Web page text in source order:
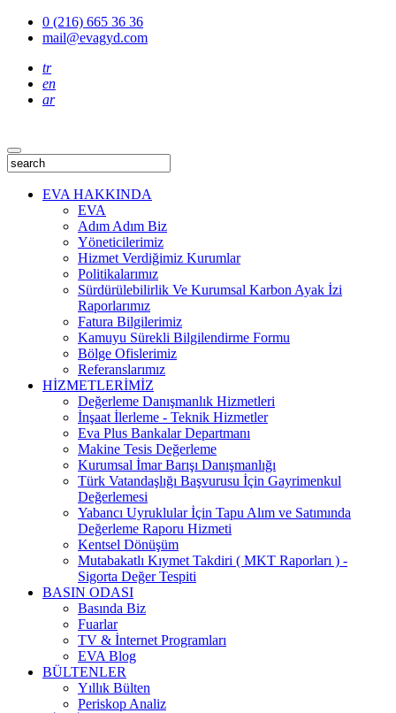
0 (216) 665 36 36
mail@evagyd.com
tr
en
ar
EVA HAKKINDA
EVA
Adım Adım Biz
Yöneticilerimiz
Hizmet Verdiğimiz Kurumlar
Politikalarımız
Sürdürülebilirlik Ve Kurumsal Karbon Ayak İzi
Raporlarımız
Fatura Bilgilerimiz
Kamuyu Sürekli Bilgilendirme Formu
Bölge Ofislerimiz
Referanslarımız
HİZMETLERİMİZ
Değerleme Danışmanlık Hizmetleri
İnşaat İlerleme - Teknik Hizmetler
Eva Plus Bankalar Departmanı
Makine Tesis Değerleme
Kurumsal İmar Barışı Danışmanlığı
Türk Vatandaşlığı Başvurusu İçin Gayrimenkul
Değerlemesi
Yabancı Uyruklular İçin Tapu Alım ve Satımında
Değerleme Raporu Hizmeti
Kentsel Dönüşüm
Mutabakatlı Kıymet Takdiri ( MKT Raporları ) -
Sigorta Değer Tespiti
BASIN ODASI
Basında Biz
Fuarlar
TV & İnternet Programları
EVA Blog
BÜLTENLER
Yıllık Bülten
Periskop Analiz